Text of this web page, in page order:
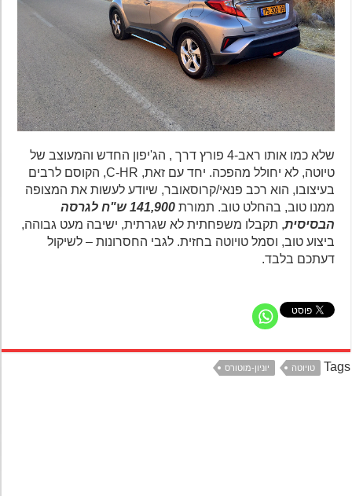
שלא כמו אותו ראב-4 פורץ דרך , הג'יפון החדש והמעוצב של
טיוטה, לא יחולל מהפכה. יחד עם זאת, C-HR, הקוסם לרבים
בעיצובו, הוא רכב פנאי/קרוסאובר, שיודע לעשות את המצופה
ממנו טוב, בהחלט טוב. תמורת
141,900 ש"ח לגרסה
הבסיסית, תקבלו משפחתית לא שגרתית, ישיבה מעט גבוהה,
ביצוע טוב, וסמל טויוטה בחזית. לגבי החסרונות – לשיקול
דעתכם בלבד.
טויוטה יוניון-מוטורס